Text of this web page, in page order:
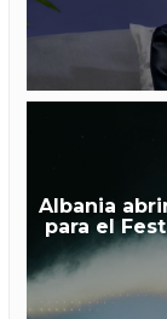
Albania
para el